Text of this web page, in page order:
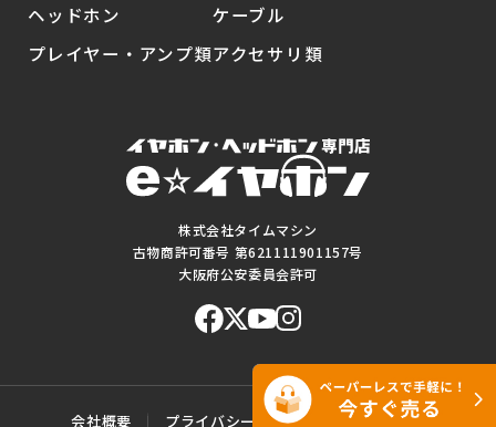
株式会社タイムマシン
古物商許可番号 第621111901157号
大阪府公安委員会許可
ヘッドホン
プレイヤー・アンプ類
ケーブル
アクセサリ類
会社概要 プライバシーポリシー ご利用規約